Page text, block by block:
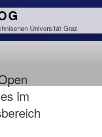
Universität Graz
im